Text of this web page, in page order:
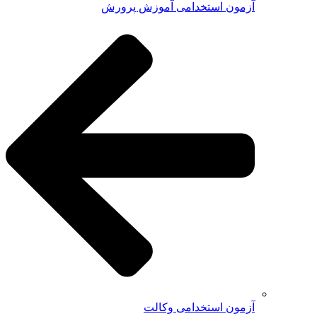
آزمون استخدامی آموزش پرورش
آزمون استخدامی وکالت